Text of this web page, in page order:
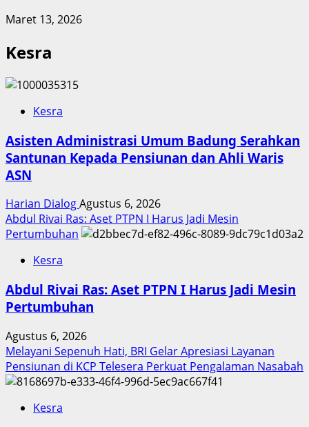
Maret 13, 2026
Kesra
Kesra
Asisten Administrasi Umum Badung Serahkan
Santunan Kepada Pensiunan dan Ahli Waris
ASN
Harian DialogAgustus 6, 2026
Abdul Rivai Ras: Aset PTPN I Harus Jadi Mesin
Pertumbuhan
Kesra
Abdul Rivai Ras: Aset PTPN I Harus Jadi Mesin
Pertumbuhan
Agustus 6, 2026
Melayani Sepenuh Hati, BRI Gelar Apresiasi Layanan
Pensiunan di KCP Telesera Perkuat Pengalaman Nasabah
Kesra